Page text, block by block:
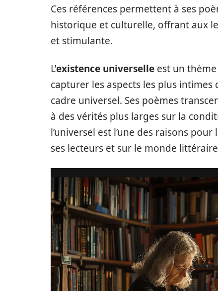
Ces références permettent à ses
historique et culturelle, offrant aux
et stimulante.
L’existence universelle est un
capturer les aspects les plus
cadre universel. Ses poèmes
à des vérités plus larges sur la
l’universel est l’une des raisons
ses lecteurs et sur le monde